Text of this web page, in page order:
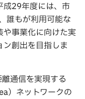
成29年度には、市
誰もが利用可能な
や事業化に向けた実
創出を目指しま
通信を実現する
）ネットワークの